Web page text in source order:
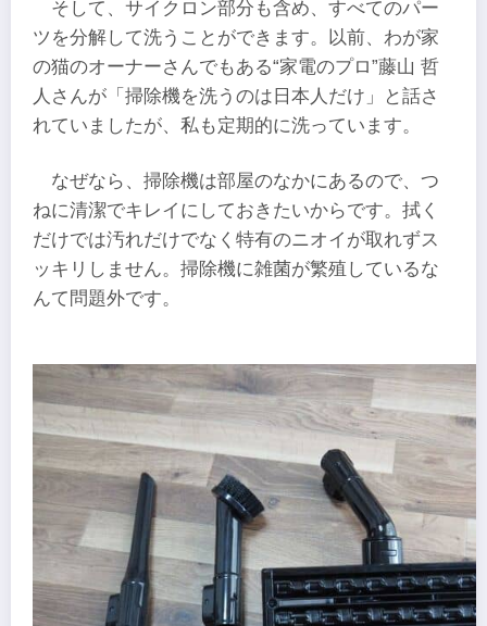
そして、サイクロン部分も含め、すべてのパー
ツを分解して洗うことができます。以前、わが家
の猫のオーナーさんでもある“家電のプロ”藤山 哲
人さんが「掃除機を洗うのは日本人だけ」と話さ
れていましたが、私も定期的に洗っています。
なぜなら、掃除機は部屋のなかにあるので、つ
ねに清潔でキレイにしておきたいからです。拭く
だけでは汚れだけでなく特有のニオイが取れずス
ッキリしません。掃除機に雑菌が繁殖しているな
んて問題外です。